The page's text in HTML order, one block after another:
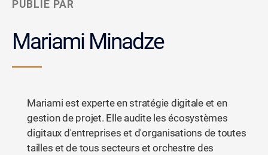
PUBLIÉ PAR
Mariami Minadze
Mariami est experte en stratégie digitale et en
gestion de projet. Elle audite les écosystèmes
digitaux d'entreprises et d'organisations de toutes
tailles et de tous secteurs et orchestre des